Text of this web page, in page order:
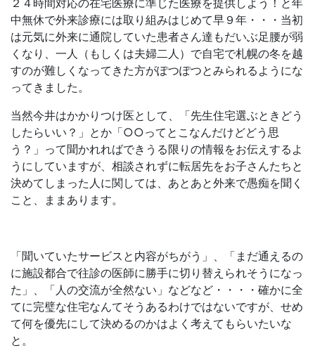
中無休で外来診療には取り組みはじめて早９年・・・当初
は元気に外来に通院していた患者さん達もだいぶ足腰が弱
くなり、一人（もしくは夫婦二人）で自宅で札幌の冬を越
すのが難しくなってきた方がぽつぽつとみられるようにな
ってきました。
当然今井はかかりつけ医として、「先生住宅選ぶときどう
したらいい？」とか「○○ってとこなんだけどどう思
う？」って聞かれればできうる限りの情報をお伝えするよ
うにしていますが、相談されずに転居先をお子さんたちと
決めてしまった人に関しては、あとあと外来で愚痴を聞く
こと、ままあります。
「聞いていたサービスと内容がちがう」、「まだ通えるの
に施設都合で往診の医師に勝手に切り替えられそうになっ
た」、「人の交流が全然ない」などなど・・・・確かに全
てに完璧な住宅なんてそうあるわけではないですが、せめ
て何を優先にして決めるのかはよく考えてもらいたいな
と。